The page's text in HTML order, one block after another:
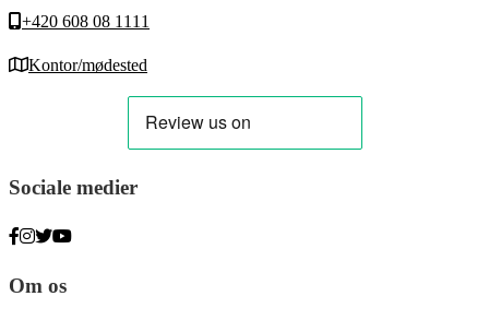
+420 608 08 1111
Kontor/mødested
Sociale medier
Om os